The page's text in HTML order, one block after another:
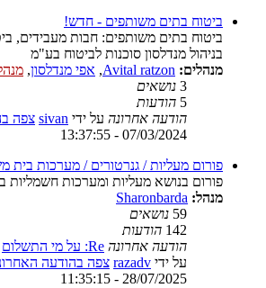
ביטוח בתים משותפים - חדש!
ביטוח בתים משותפים: חבות מעבידים,
בניהול מנדלסון סוכנות לביטוח בע"מ
מנהלים: Avital ratzon
, אפי מנדלסון,
3 נושאים
5 הודעות
הודעה אחרונה על ידי sivan צפה
07/03/2024 - 13:37:55
פורום מעליות / גנרטורים / מערכות בית
פורום בנושא מעליות ומערכות חשמליות
מנהל: Sharonbarda
59 נושאים
142 הודעות
הודעה אחרונה Re: על מי התשלום
על ידי razadv צפה בהודעה
28/07/2025 - 11:35:15